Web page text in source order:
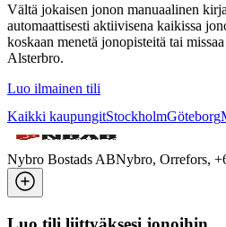
Vältä jokaisen jonon manuaalinen
automaattisesti aktiivisena kaikissa
koskaan menetä jonopisteitä tai
Alsterbro.
Luo ilmainen tili
Kaikki kaupungitStockholmGöteborg
Nybro Bostads ABNybro, Orrefors, +